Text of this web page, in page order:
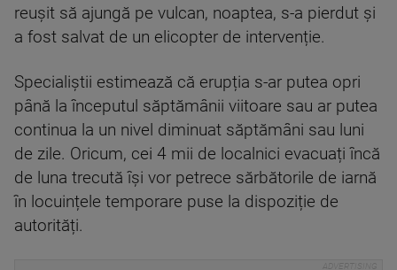
reușit să ajungă pe vulcan, noaptea, s-a pierdut și
a fost salvat de un elicopter de intervenție.
Specialiștii estimează că erupția s-ar putea opri
până la începutul săptămânii viitoare sau ar putea
continua la un nivel diminuat săptămâni sau luni
de zile. Oricum, cei 4 mii de localnici evacuați încă
de luna trecută își vor petrece sărbătorile de iarnă
în locuințele temporare puse la dispoziție de
autorități.